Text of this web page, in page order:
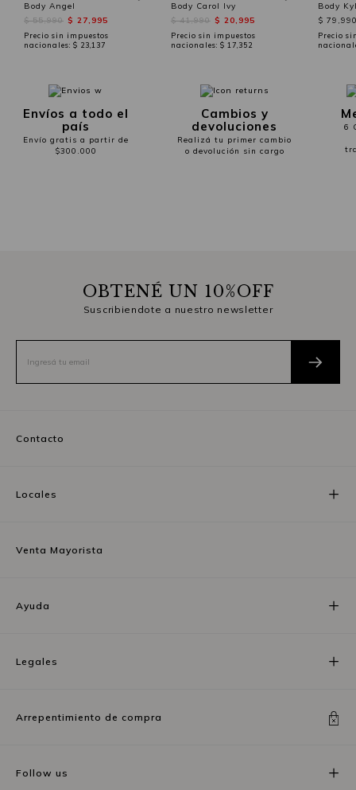
Body Angel
$ 55,990 $ 27,995
Precio sin impuestos
nacionales: $ 23,137
Body Carol Ivy
$ 41,990 $ 20,995
Precio sin impuestos
nacionales: $ 17,352
Body
$
Precio
Envíos a todo el
país
Envío gratis a partir de
$300.000
Cambios y
devoluciones
Realizá tu primer cambio
o devolución sin cargo
6
OBTENÉ UN 10%OFF
Suscribiendote a nuestro newsletter
Contacto
Locales
Venta Mayorista
Ayuda
Legales
Arrepentimiento de compra
Follow us